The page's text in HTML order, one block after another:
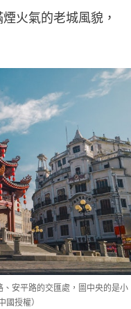
火氣的老城風貌，
安平路的交匯處，圖中央的是小
授權）